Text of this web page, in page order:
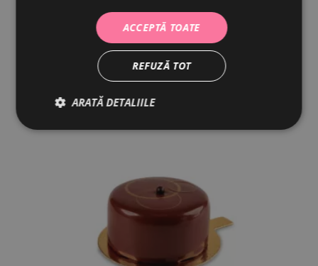
ORANGETTE –80GR
32.00 lei
ACCEPTĂ TOATE
REFUZĂ TOT
ARATĂ DETALIILE